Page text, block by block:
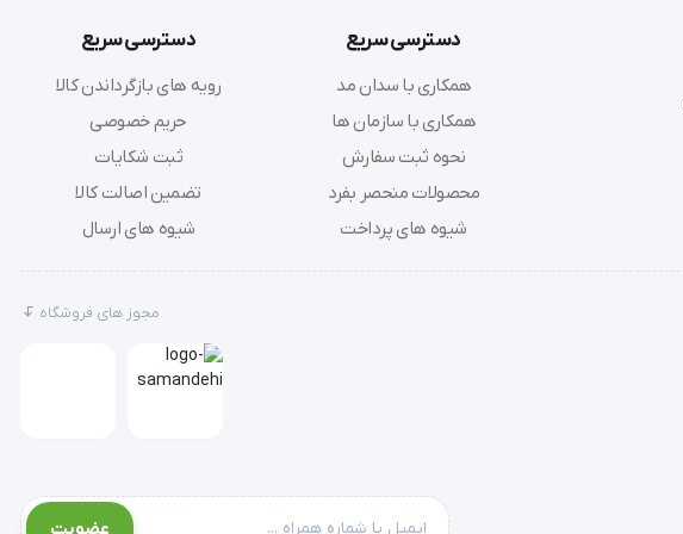
دسترسی سریع
همکاری با سدان مد
همکاری با سازمان ها
نحوه ثبت سفارش
محصولات منحصر بفرد
شیوه های پرداخت
دسترسی سریع
رویه های بازگرداندن کالا
حریم خصوصی
ثبت شکایات
تضمین اصالت کالا
شیوه های ارسال
مجوز های فروشگاه
عضویت